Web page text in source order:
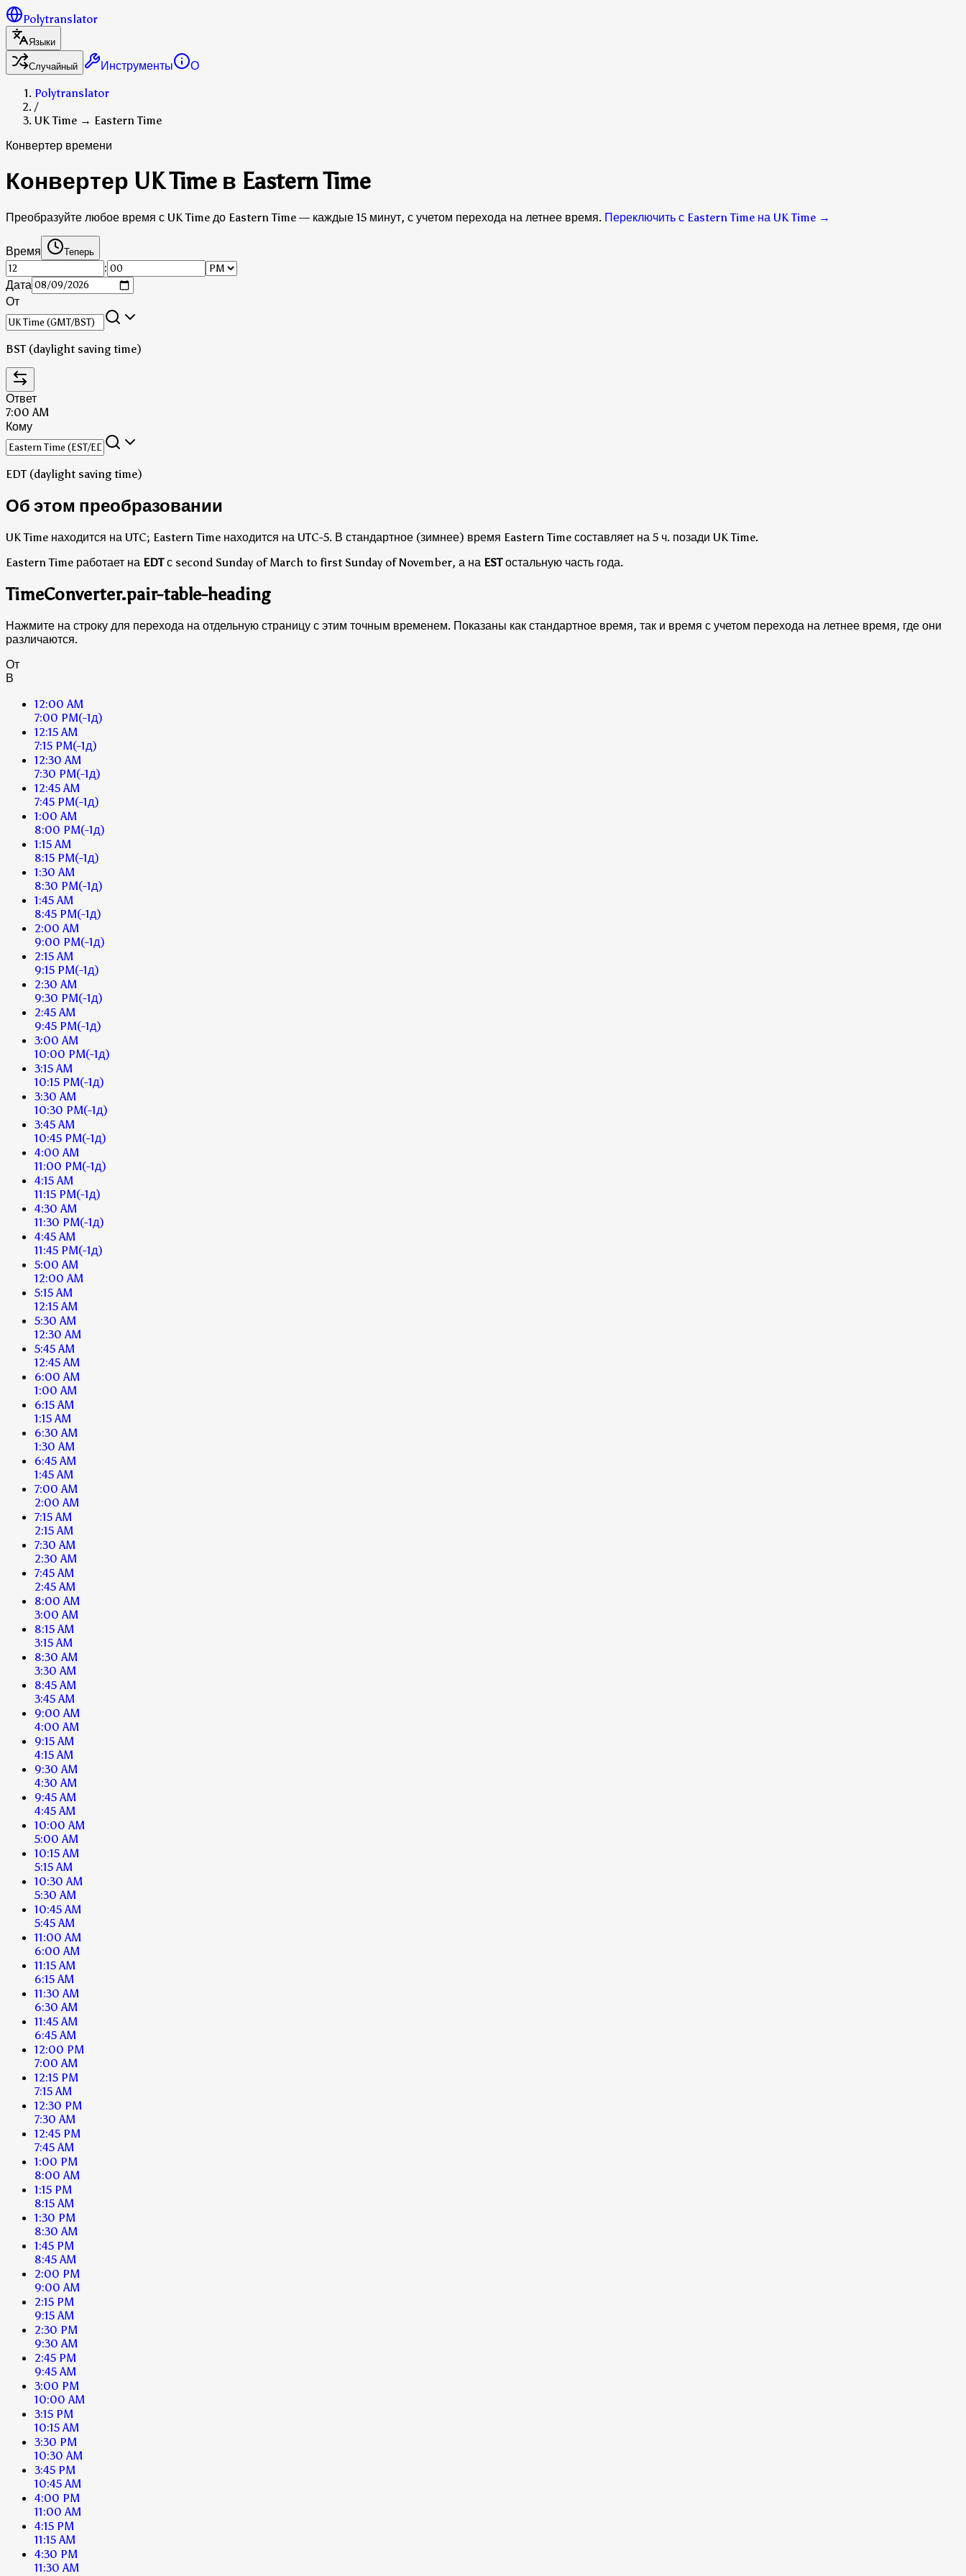
Polytranslator
Языки
Случайный
Инструменты
О
Polytranslator
/
UK Time → Eastern Time
Конвертер времени
Конвертер UK Time в Eastern Time
Преобразуйте любое время с UK Time до Eastern Time — каждые 15 минут, с учетом перехода на летнее время. Переключить с Eastern Time на UK Time →
Время Теперь
:
Дата
От
BST (daylight saving time)
Ответ
7:00 AM
Кому
EDT (daylight saving time)
Об этом преобразовании
UK Time находится на UTC; Eastern Time находится на UTC-5. В стандартное (зимнее) время Eastern Time составляет на 5 ч. позади UK Time.
Eastern Time работает на EDTс second Sunday of March to first Sunday of November, а на ESTостальную часть года.
TimeConverter.pair-table-heading
Нажмите на строку для перехода на отдельную страницу с этим точным временем. Показаны как стандартное время, так и время с учетом перехода на летнее время, где они
различаются.
От
В
12:00 AM
7:00 PM(-1д)
12:15 AM
7:15 PM(-1д)
12:30 AM
7:30 PM(-1д)
12:45 AM
7:45 PM(-1д)
1:00 AM
8:00 PM(-1д)
1:15 AM
8:15 PM(-1д)
1:30 AM
8:30 PM(-1д)
1:45 AM
8:45 PM(-1д)
2:00 AM
9:00 PM(-1д)
2:15 AM
9:15 PM(-1д)
2:30 AM
9:30 PM(-1д)
2:45 AM
9:45 PM(-1д)
3:00 AM
10:00 PM(-1д)
3:15 AM
10:15 PM(-1д)
3:30 AM
10:30 PM(-1д)
3:45 AM
10:45 PM(-1д)
4:00 AM
11:00 PM(-1д)
4:15 AM
11:15 PM(-1д)
4:30 AM
11:30 PM(-1д)
4:45 AM
11:45 PM(-1д)
5:00 AM
12:00 AM
5:15 AM
12:15 AM
5:30 AM
12:30 AM
5:45 AM
12:45 AM
6:00 AM
1:00 AM
6:15 AM
1:15 AM
6:30 AM
1:30 AM
6:45 AM
1:45 AM
7:00 AM
2:00 AM
7:15 AM
2:15 AM
7:30 AM
2:30 AM
7:45 AM
2:45 AM
8:00 AM
3:00 AM
8:15 AM
3:15 AM
8:30 AM
3:30 AM
8:45 AM
3:45 AM
9:00 AM
4:00 AM
9:15 AM
4:15 AM
9:30 AM
4:30 AM
9:45 AM
4:45 AM
10:00 AM
5:00 AM
10:15 AM
5:15 AM
10:30 AM
5:30 AM
10:45 AM
5:45 AM
11:00 AM
6:00 AM
11:15 AM
6:15 AM
11:30 AM
6:30 AM
11:45 AM
6:45 AM
12:00 PM
7:00 AM
12:15 PM
7:15 AM
12:30 PM
7:30 AM
12:45 PM
7:45 AM
1:00 PM
8:00 AM
1:15 PM
8:15 AM
1:30 PM
8:30 AM
1:45 PM
8:45 AM
2:00 PM
9:00 AM
2:15 PM
9:15 AM
2:30 PM
9:30 AM
2:45 PM
9:45 AM
3:00 PM
10:00 AM
3:15 PM
10:15 AM
3:30 PM
10:30 AM
3:45 PM
10:45 AM
4:00 PM
11:00 AM
4:15 PM
11:15 AM
4:30 PM
11:30 AM